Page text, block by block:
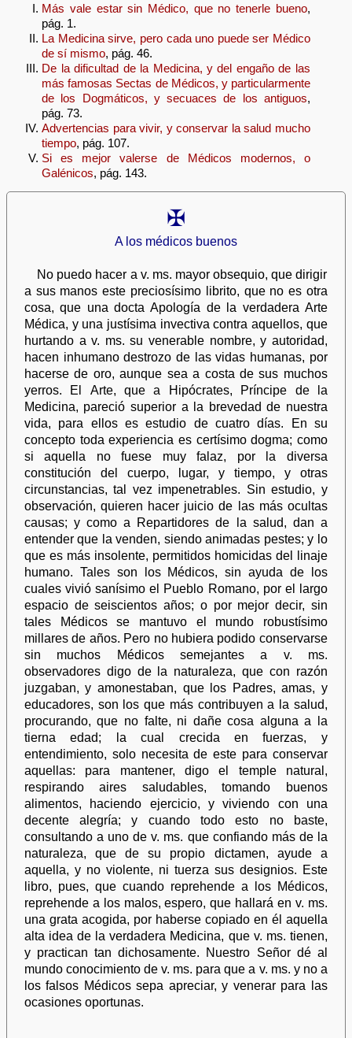
Más vale estar sin Médico, que no tenerle bueno,
pág. 1.
La Medicina sirve, pero cada uno puede ser Médico
de sí mismo, pág. 46.
De la dificultad de la Medicina, y del engaño de las
más famosas Sectas de Médicos, y particularmente
de los Dogmáticos, y secuaces de los antiguos,
pág. 73.
Advertencias para vivir, y conservar la salud mucho
tiempo, pág. 107.
Si es mejor valerse de Médicos modernos, o
Galénicos, pág. 143.
✠
A los médicos buenos
No puedo hacer a v. ms. mayor obsequio, que dirigir
a sus manos este preciosísimo librito, que no es otra
cosa, que una docta Apología de la verdadera Arte
Médica, y una justísima invectiva contra aquellos, que
hurtando a v. ms. su venerable nombre, y autoridad,
hacen inhumano destrozo de las vidas humanas, por
hacerse de oro, aunque sea a costa de sus muchos
yerros. El Arte, que a Hipócrates, Príncipe de la
Medicina, pareció superior a la brevedad de nuestra
vida, para ellos es estudio de cuatro días. En su
concepto toda experiencia es certísimo dogma; como
si aquella no fuese muy falaz, por la diversa
constitución del cuerpo, lugar, y tiempo, y otras
circunstancias, tal vez impenetrables. Sin estudio, y
observación, quieren hacer juicio de las más ocultas
causas; y como a Repartidores de la salud, dan a
entender que la venden, siendo animadas pestes; y lo
que es más insolente, permitidos homicidas del linaje
humano. Tales son los Médicos, sin ayuda de los
cuales vivió sanísimo el Pueblo Romano, por el largo
espacio de seiscientos años; o por mejor decir, sin
tales Médicos se mantuvo el mundo robustísimo
millares de años. Pero no hubiera podido conservarse
sin muchos Médicos semejantes a v. ms.
observadores digo de la naturaleza, que con razón
juzgaban, y amonestaban, que los Padres, amas, y
educadores, son los que más contribuyen a la salud,
procurando, que no falte, ni dañe cosa alguna a la
tierna edad; la cual crecida en fuerzas, y
entendimiento, solo necesita de este para conservar
aquellas: para mantener, digo el temple natural,
respirando aires saludables, tomando buenos
alimentos, haciendo ejercicio, y viviendo con una
decente alegría; y cuando todo esto no baste,
consultando a uno de v. ms. que confiando más de la
naturaleza, que de su propio dictamen, ayude a
aquella, y no violente, ni tuerza sus designios. Este
libro, pues, que cuando reprehende a los Médicos,
reprehende a los malos, espero, que hallará en v. ms.
una grata acogida, por haberse copiado en él aquella
alta idea de la verdadera Medicina, que v. ms. tienen,
y practican tan dichosamente. Nuestro Señor dé al
mundo conocimiento de v. ms. para que a v. ms. y no a
los falsos Médicos sepa apreciar, y venerar para las
ocasiones oportunas.